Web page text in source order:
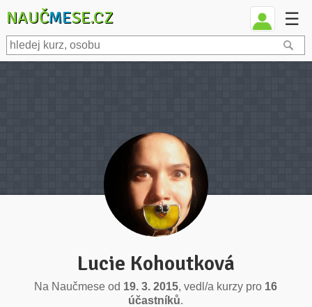
NAUČMESE.CZ ☰
Lucie Kohoutková
Na Naučmese od 19. 3. 2015, vedl/a kurzy pro 16
účastníků.